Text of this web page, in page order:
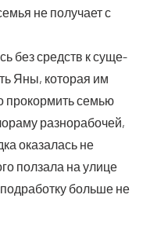
не полу­ча­ет с
без средств к суще­
Яны, кото­рая им
про­кор­мить семью
раз­но­ра­бо­чей,
ока­за­лась не
пол­за­ла на ули­це
боль­ше не